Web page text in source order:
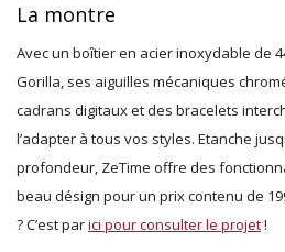
La montre
Avec un boîtier en acier inoxydable de
Gorilla, ses aiguilles mécaniques
cadrans digitaux et des bracelets
l’adapter à tous vos styles. Etanche
profondeur, ZeTime offre des
beau désign pour un prix contenu de
? C’est parici pour consulter le projet!